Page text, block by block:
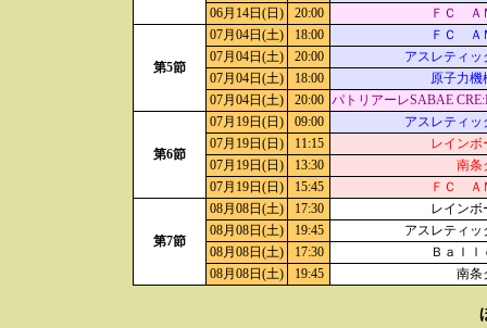
06月14日(日)
20:00 ＦＣ Ａ
第5節
07月04日(土) 18:00
ＦＣ Ａ
07月04日(土)
20:00
アスレティッ
07月04日(土)
18:00
原子力機
07月04日(土)
20:00 パトリアーレSABAE
第6節
07月19日(日) 09:00
アスレティッ
07月19日(日)
11:15
レインボ
07月19日(日)
13:30
南条
07月19日(日)
15:45 ＦＣ Ａ
第7節
08月08日(土) 17:30
レインボ
08月08日(土)
19:45
アスレティッ
08月08日(土)
17:30
Ｂａｌｌ
08月08日(土)
19:45 南条